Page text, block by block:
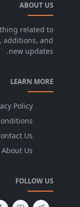
ABOUT US
related to
additions, and
new updates.
LEARN MORE
Policy
Us
About Us
FOLLOW US